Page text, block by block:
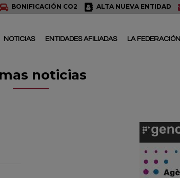
BONIFICACIÓN CO2 ALTA NUEVA ENTIDAD
NOTICIAS ENTIDADES AFILIADAS LA FEDERACIÓN
noticias